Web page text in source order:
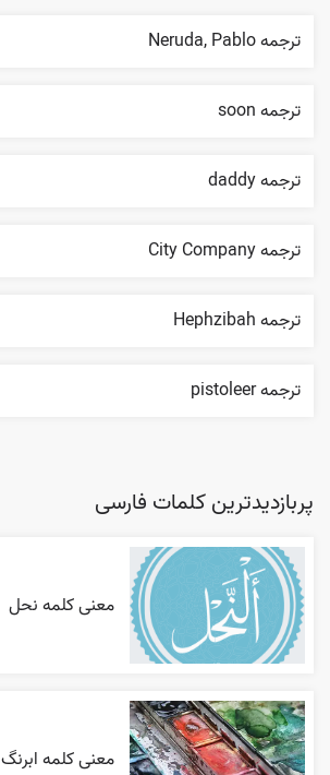
ترجمه Neruda, Pablo
ترجمه soon
ترجمه daddy
ترجمه City Company
ترجمه Hephzibah
ترجمه pistoleer
پربازدیدترین کلمات فارسی
معنی کلمه نحل
معنی کلمه ابرنگ